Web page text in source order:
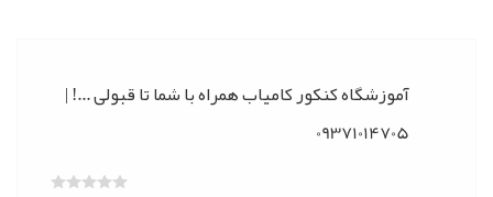
آموزشگاه کنکور کامیاب همراه با شما تا قبولی ...! |
09371014705